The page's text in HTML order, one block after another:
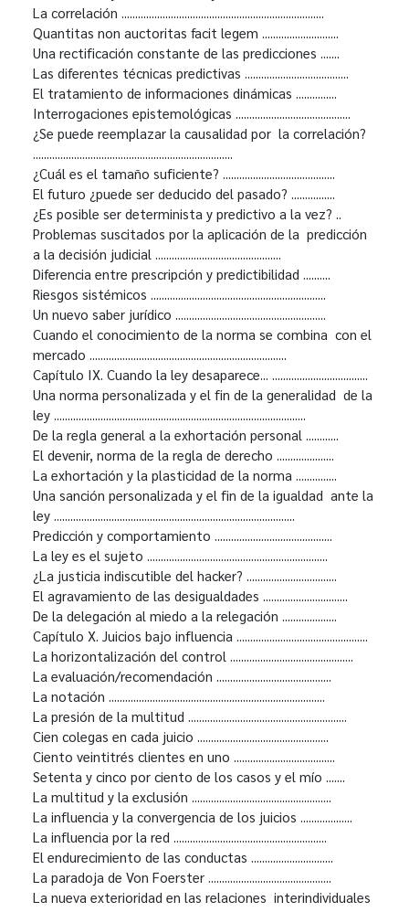
La correlación ..........................................................................
Quantitas non auctoritas facit legem ............................
Una rectificación constante de las predicciones .......
Las diferentes técnicas predictivas ......................................
El tratamiento de informaciones dinámicas ...............
Interrogaciones epistemológicas ..........................................
¿Se puede reemplazar la causalidad por la correlación?
¿Cuál es el tamaño suficiente? .........................................
El futuro ¿puede ser deducido del pasado? ................
¿Es posible ser determinista y predictivo a la vez? ..
Problemas suscitados por la aplicación de la predicción
a la decisión judicial ..............................................
Diferencia entre prescripción y predictibilidad ..........
Riesgos sistémicos ................................................................
Un nuevo saber jurídico .......................................................
Cuando el conocimiento de la norma se combina con el
mercado ........................................................................
Capítulo IX. Cuando la ley desaparece... ...................................
Una norma personalizada y el fin de la generalidad de la
ley ............................................................................................
De la regla general a la exhortación personal ............
El devenir, norma de la regla de derecho .....................
La exhortación y la plasticidad de la norma ...............
Una sanción personalizada y el fin de la igualdad ante la
ley ........................................................................................
Predicción y comportamiento ...........................................
La ley es el sujeto ..................................................................
¿La justicia indiscutible del hacker? .................................
El agravamiento de las desigualdades ...............................
De la delegación al miedo a la relegación ....................
Capítulo X. Juicios bajo influencia ................................................
La horizontalización del control .............................................
La evaluación/recomendación ..........................................
La notación ...............................................................................
La presión de la multitud ..........................................................
Cien colegas en cada juicio ................................................
Ciento veintitrés clientes en uno .....................................
Setenta y cinco por ciento de los casos y el mío .......
La multitud y la exclusión ...................................................
La influencia y la convergencia de los juicios ...................
La influencia por la red ........................................................
El endurecimiento de las conductas ..............................
La paradoja de Von Foerster .............................................
La nueva exterioridad en las relaciones interindividuales